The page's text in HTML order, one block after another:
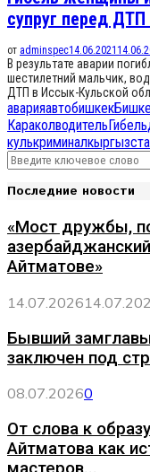
супруг перед
от adminspec14.06.2021
В результате аварии
шестилетний мальчик,
ДТП в Иссык-Кульской
аварияавтобишкек
Караколводитель Гибель
кулькриминал
Search
Последние новости
«Мост дружбы,
Айтматове»
14.07.2026
Бывший
заключен под
08.07.20260
От слова к
Айтматова как